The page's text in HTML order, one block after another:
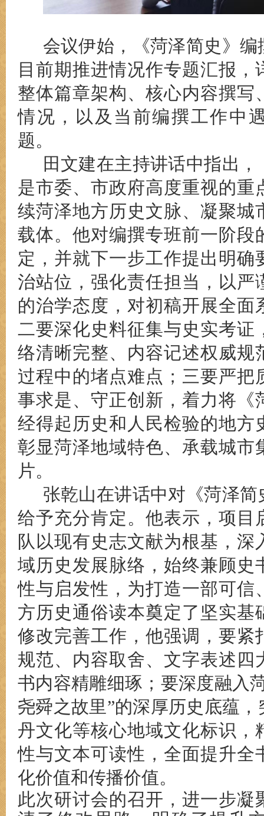
会议伊始，《菏泽简史》
目前期推进情况作专题汇报，
整体篇章架构、核心内容撰写
情况，以及当前编撰工作中
题。
田文建在主持讲话中指出
是市委、市政府高度重视的重
续菏泽地方历史文脉、凝聚城
载体。他对编撰专班前一阶段
定，并就下一步工作提出明确
治站位，强化责任担当，以严
的治学态度，对初稿开展全面
二要深化史料征集与史实考证
络清晰完整、内容记述权威规
过程中的堵点难点；三要严把
事求是、守正创新，着力将《
经得起历史和人民检验的地方
彰显菏泽地域特色、承载城市
片。
张乾山在讲话中对《菏泽
给予充分肯定。他表示，项目
队以现有史志文献为根基，深
域历史发展脉络，始终兼顾史
性与启发性，为打造一部可信
方历史通俗读本奠定了坚实基
修改完善工作，他强调，要紧
规范、内容取舍、文字表述四
书内容精雕细琢；要深度融入
尧舜之故里”的深厚历史底蕴
丹文化等核心地域文化标识，
性与文本可读性，全面提升全
化价值和传播价值。
此次研讨会的召开，进一步凝